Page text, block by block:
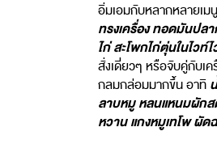
อิ่มเอมกับหลากหลายเม
ทรงเครื่อง ทอดมันปล
ไก่ สะโพกไก่ตุ่นในไว
สั่งเดี่ยวๆ หรือจับคู่กับเ
กลมกล่อมมากขึ้น อาทิ
ลาบหมู หลนแหนมผักส
หวาน แกงหมูเทโพ ผัด